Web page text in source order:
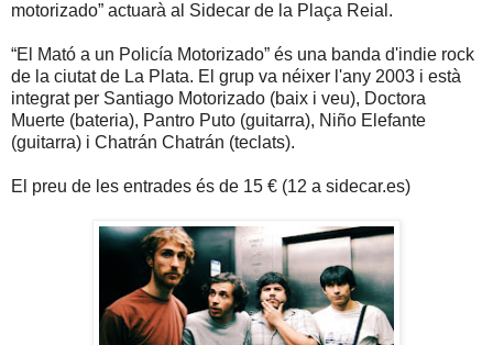
motorizado” actuarà al Sidecar de la Plaça Reial.
“El Mató a un Policía Motorizado” és una banda d'indie rock
de la ciutat de La Plata. El grup va néixer l'any 2003 i està
integrat per Santiago Motorizado (baix i veu), Doctora
Muerte (bateria), Pantro Puto (guitarra), Niño Elefante
(guitarra) i Chatrán Chatrán (teclats).
El preu de les entrades és de 15 € (12 a sidecar.es)